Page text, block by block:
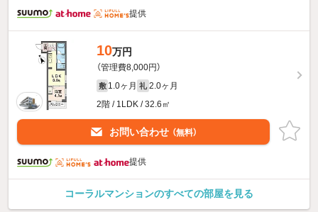
提供
10万円
（管理費8,000円）
敷 1.0ヶ月 礼 2.0ヶ月
2階 / 1LDK / 32.6㎡
お問い合わせ （無料）
提供
コーラルマンションのすべての部屋を見る